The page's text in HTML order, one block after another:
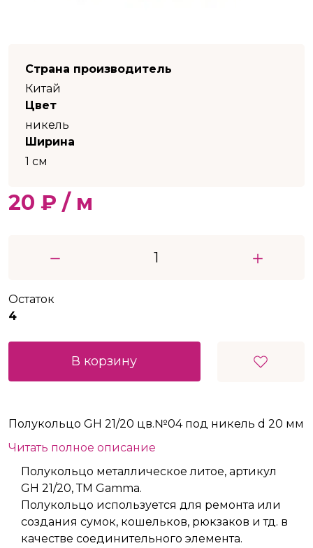
Страна производитель
Китай
Цвет
никель
Ширина
1 см
20 ₽ / м
Остаток
4
В корзину
Полукольцо GH 21/20 цв.№04 под никель d 20 мм
Читать полное описание
Полукольцо металлическое литое, артикул
GH 21/20, ТМ Gamma.
Полукольцо используется для ремонта или
создания сумок, кошельков, рюкзаков и тд. в
качестве соединительного элемента.